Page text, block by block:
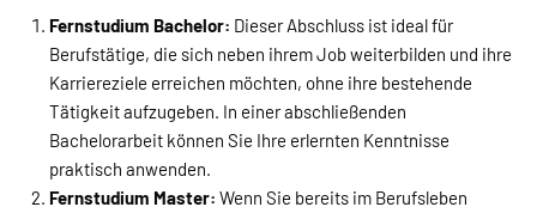
Fernstudium Bachelor: Dieser Abschluss ist ideal für
Berufstätige, die sich neben ihrem Job weiterbilden und ihre
Karriereziele erreichen möchten, ohne ihre bestehende
Tätigkeit aufzugeben. In einer abschließenden
Bachelorarbeit können Sie Ihre erlernten Kenntnisse
praktisch anwenden.
Fernstudium Master: Wenn Sie bereits im Berufsleben